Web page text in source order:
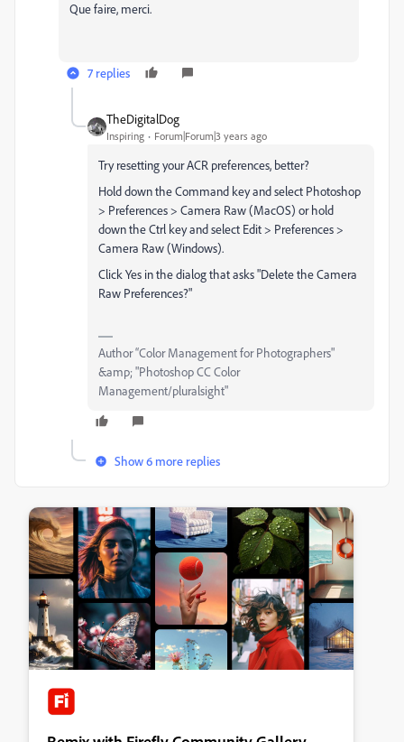
Que faire, merci.
7 replies
TheDigitalDog
Inspiring Forum|Forum|3 years ago
Try resetting your ACR preferences, better?
Hold down the Command key and select Photoshop
> Preferences > Camera Raw (MacOS) or hold
down the Ctrl key and select Edit > Preferences >
Camera Raw (Windows).
Click Yes in the dialog that asks "Delete the Camera
Raw Preferences?"
Author “Color Management for Photographers"
&amp; "Photoshop CC Color
Management/pluralsight"
Show 6 more replies